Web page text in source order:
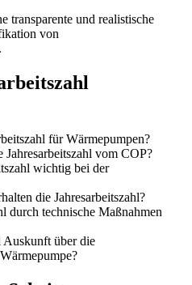
transparente und realistische
von
für Wärmepumpen?
Jahresarbeitszahl vom COP?
wichtig bei der
die Jahresarbeitszahl?
durch technische Maßnahmen
Auskunft über die